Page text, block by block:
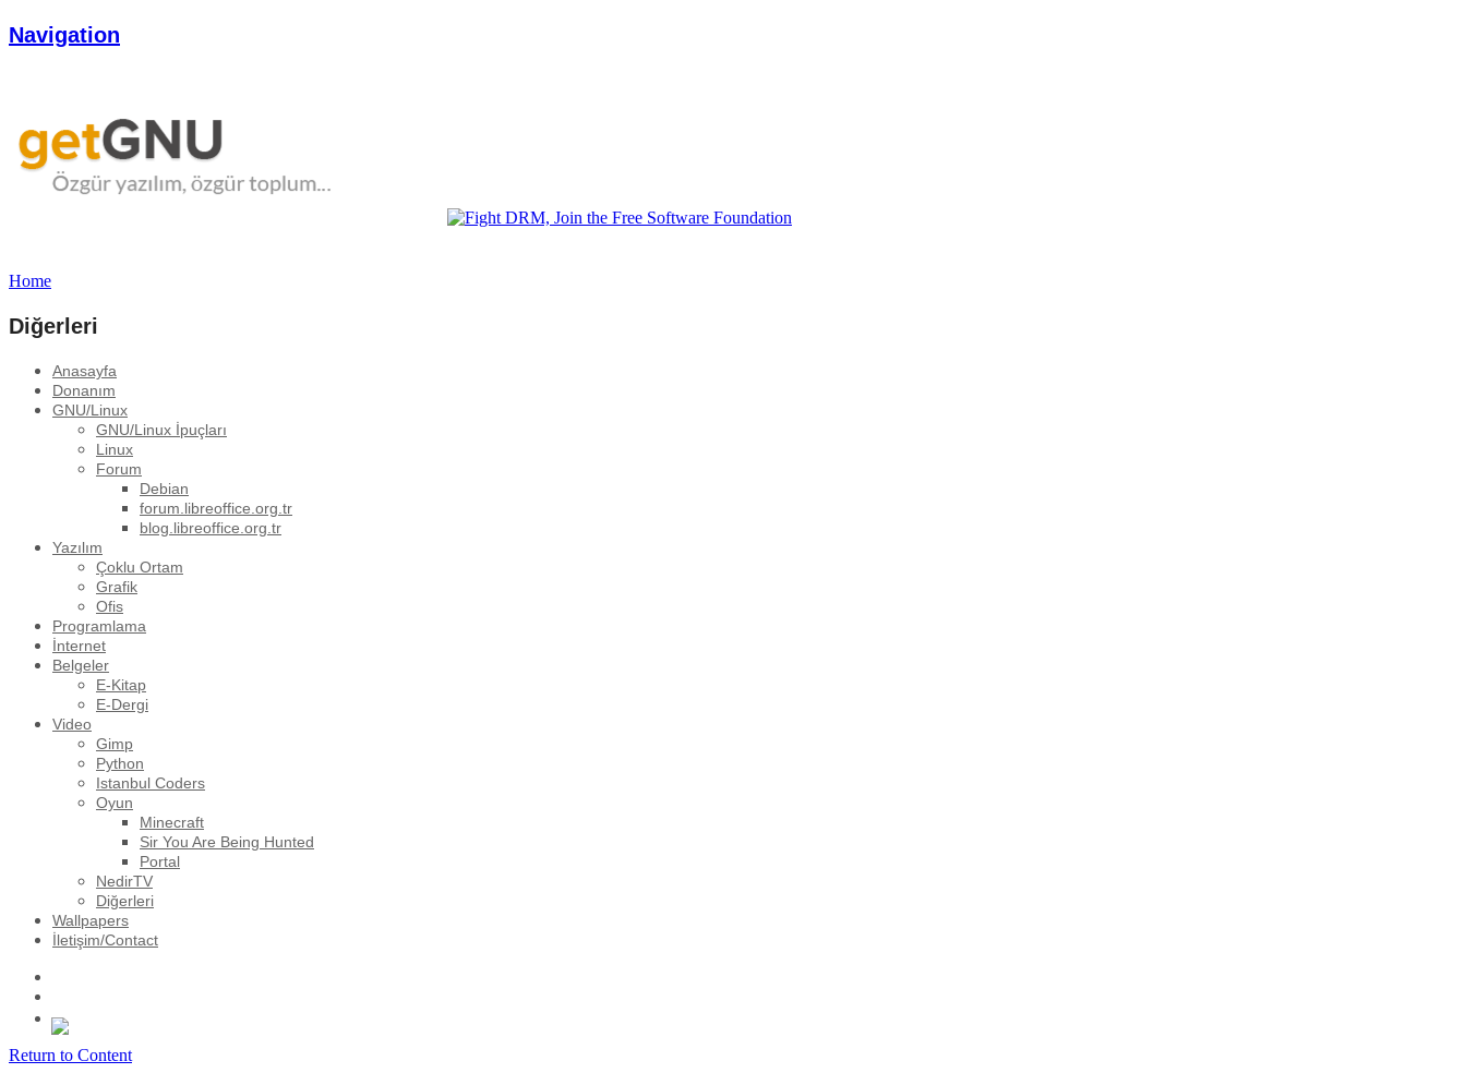
Navigation
Home
Diğerleri
Anasayfa
Donanım
GNU/Linux
GNU/Linux İpuçları
Linux
Forum
Debian
forum.libreoffice.org.tr
blog.libreoffice.org.tr
Yazılım
Çoklu Ortam
Grafik
Ofis
Programlama
İnternet
Belgeler
E-Kitap
E-Dergi
Video
Gimp
Python
Istanbul Coders
Oyun
Minecraft
Sir You Are Being Hunted
Portal
NedirTV
Diğerleri
Wallpapers
İletişim/Contact
Return to Content